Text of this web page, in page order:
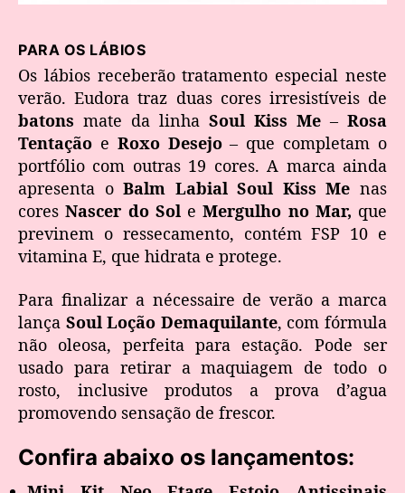
PARA OS LÁBIOS
Os lábios receberão tratamento especial neste
verão. Eudora traz duas cores irresistíveis de
batons mate da linha Soul Kiss Me – Rosa
Tentação e Roxo Desejo– que completam o
portfólio com outras 19 cores. A marca ainda
apresenta oBalm Labial Soul Kiss Me nas
coresNascer do SoleMergulho no Mar, que
previnem o ressecamento, contém FSP 10 e
vitamina E, que hidrata e protege.
Para finalizar a nécessaire de verão a marca
lança Soul Loção Demaquilante, com fórmula
não oleosa, perfeita para estação. Pode ser
usado para retirar a maquiagem de todo o
rosto, inclusive produtos a prova d’agua
promovendo sensação de frescor.
Confira abaixo os lançamentos: